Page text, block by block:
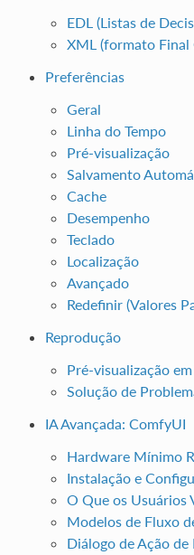
EDL (Listas de
XML (formato Final
Preferências
Geral
Linha do Tempo
Pré-visualização
Salvamento
Cache
Desempenho
Teclado
Localização
Avançado
Redefinir (Valores
Reprodução
Pré-visualização em
Solução de
IA Avançada: ComfyUI
Hardware Mínimo
Instalação e
O Que os Usuários
Modelos de Fluxo
Diálogo de Ação de